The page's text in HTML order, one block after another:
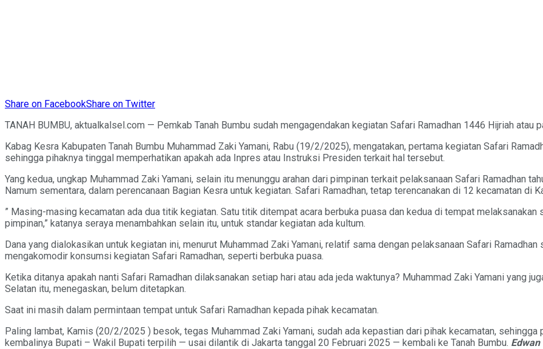
Share on FacebookShare on Twitter
TANAH BUMBU, aktualkalsel.com — Pemkab Tanah Bumbu sudah mengagendakan kegiatan Safari Ramadhan 1446 Hijriah atau
Kabag Kesra Kabupaten Tanah Bumbu Muhammad Zaki Yamani, Rabu (19/2/2025), mengatakan, pertama kegiatan Safari
sehingga pihaknya tinggal memperhatikan apakah ada Inpres atau Instruksi Presiden terkait hal tersebut.
Yang kedua, ungkap Muhammad Zaki Yamani, selain itu menunggu arahan dari pimpinan terkait pelaksanaan Safari Ramadhan
Namum sementara, dalam perencanaan Bagian Kesra untuk kegiatan. Safari Ramadhan, tetap terencanakan di 12 kecamatan di
” Masing-masing kecamatan ada dua titik kegiatan. Satu titik ditempat acara berbuka puasa dan kedua di tempat melaksanakan
pimpinan,” katanya seraya menambahkan selain itu, untuk standar kegiatan ada kultum.
Dana yang dialokasikan untuk kegiatan ini, menurut Muhammad Zaki Yamani, relatif sama dengan pelaksanaan Safari
mengakomodir konsumsi kegiatan Safari Ramadhan, seperti berbuka puasa.
Ketika ditanya apakah nanti Safari Ramadhan dilaksanakan setiap hari atau ada jeda waktunya? Muhammad Zaki Yamani yang
Selatan itu, menegaskan, belum ditetapkan.
Saat ini masih dalam permintaan tempat untuk Safari Ramadhan kepada pihak kecamatan.
Paling lambat, Kamis (20/2/2025 ) besok, tegas Muhammad Zaki Yamani, sudah ada kepastian dari pihak kecamatan,
kembalinya Bupati – Wakil Bupati terpilih — usai dilantik di Jakarta tanggal 20 Februari 2025 — kembali ke Tanah Bumbu. Edwan